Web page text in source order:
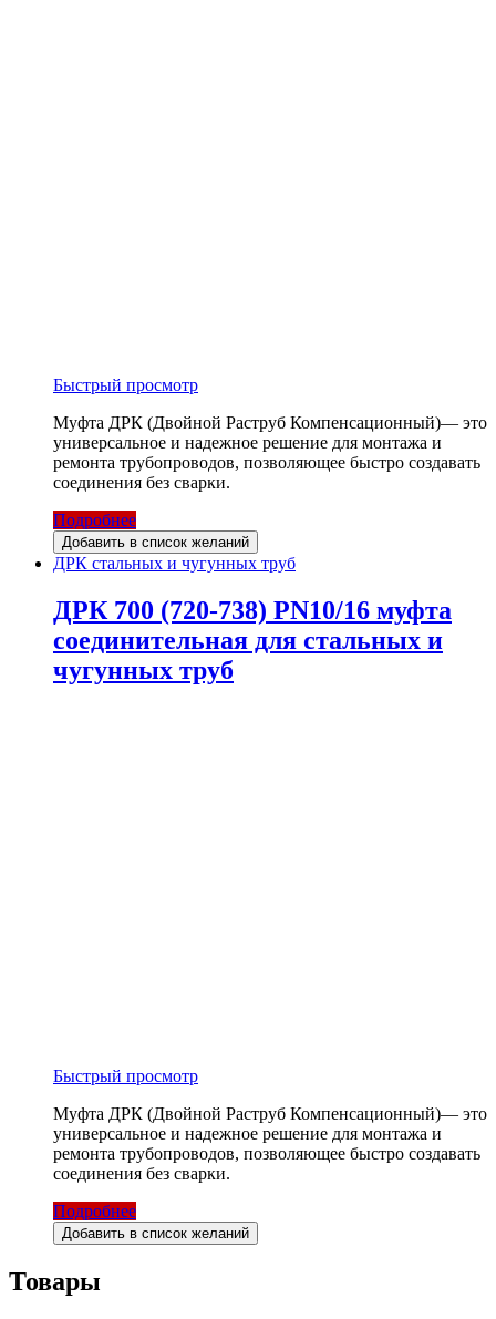
Быстрый просмотр
Муфта ДРК (Двойной Раструб Компенсационный)— это
универсальное и надежное решение для монтажа и
ремонта трубопроводов, позволяющее быстро создавать
соединения без сварки.
Подробнее
Добавить в список желаний
ДРК стальных и чугунных труб
ДРК 700 (720-738) PN10/16 муфта
соединительная для стальных и
чугунных труб
Быстрый просмотр
Муфта ДРК (Двойной Раструб Компенсационный)— это
универсальное и надежное решение для монтажа и
ремонта трубопроводов, позволяющее быстро создавать
соединения без сварки.
Подробнее
Добавить в список желаний
Товары